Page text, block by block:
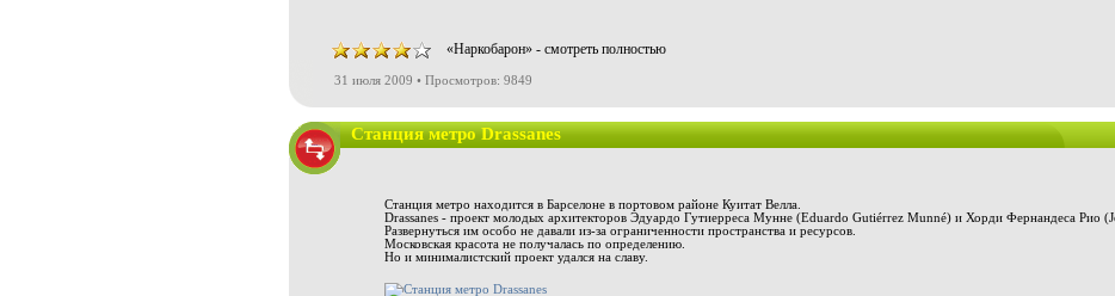
«Наркобарон» - смотреть полностью
31 июля 2009 • Просмотров: 9849
Станция метро Drassanes
Станция метро находится в Барселоне в портовом районе Куитат Велла.
Drassanes - проект молодых архитекторов Эдуардо Гутиерреса Мунне (Eduardo Gutiérrez Munné) и Хорди Фернандеса Рио
Развернуться им особо не давали из-за ограниченности пространства и ресурсов.
Московская красота не получалась по определению.
Но и минималистский проект удался на славу.